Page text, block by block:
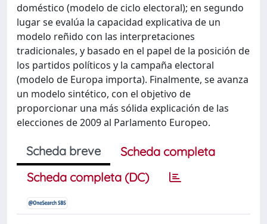
doméstico (modelo de ciclo electoral); en segundo
lugar se evalúa la capacidad explicativa de un
modelo reñido con las interpretaciones
tradicionales, y basado en el papel de la posición de
los partidos políticos y la campaña electoral
(modelo de Europa importa). Finalmente, se avanza
un modelo sintético, con el objetivo de
proporcionar una más sólida explicación de las
elecciones de 2009 al Parlamento Europeo.
Scheda breve
Scheda completa
Scheda completa (DC)